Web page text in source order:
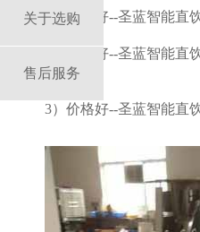
关于选购
售后服务
1）产品好--圣蓝智能直
2）服务好--圣蓝智能直
业
3）价格好--圣蓝智能直